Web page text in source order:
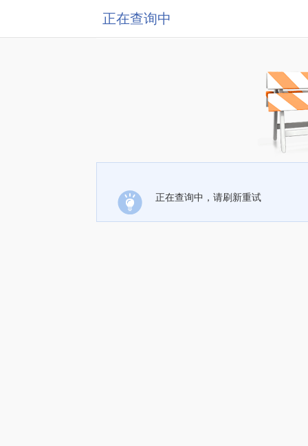
正在查询中
正在查询中，请刷新重试